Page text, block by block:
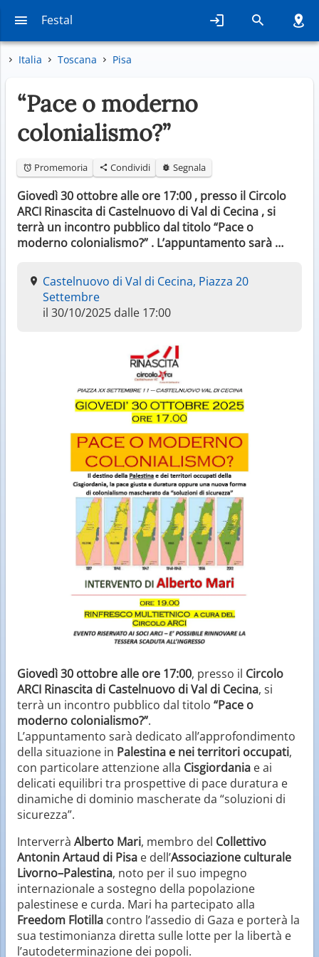
Festal
Italia Toscana Pisa
“Pace o moderno
colonialismo?”
Promemoria Condividi Segnala
Giovedì 30 ottobre alle ore 17:00 , presso il Circolo
ARCI Rinascita di Castelnuovo di Val di Cecina , si
terrà un incontro pubblico dal titolo “Pace o
moderno colonialismo?” . L’appuntamento sarà …
Castelnuovo di Val di Cecina, Piazza 20
Settembre
il 30/10/2025 dalle 17:00
Giovedì 30 ottobre alle ore 17:00, presso il Circolo
ARCI Rinascita di Castelnuovo di Val di Cecina, si
terrà un incontro pubblico dal titolo “Pace o
moderno colonialismo?”.
L’appuntamento sarà dedicato all’approfondimento
della situazione in Palestina e nei territori occupati,
con particolare attenzione alla Cisgiordania e ai
delicati equilibri tra prospettive di pace duratura e
dinamiche di dominio mascherate da “soluzioni di
sicurezza”.
Interverrà Alberto Mari, membro del Collettivo
Antonin Artaud di Pisa e dell’Associazione culturale
Livorno–Palestina, noto per il suo impegno
internazionale a sostegno della popolazione
palestinese e curda. Mari ha partecipato alla
Freedom Flotilla contro l’assedio di Gaza e porterà la
sua testimonianza diretta sulle lotte per la libertà e
l’autodeterminazione dei popoli.